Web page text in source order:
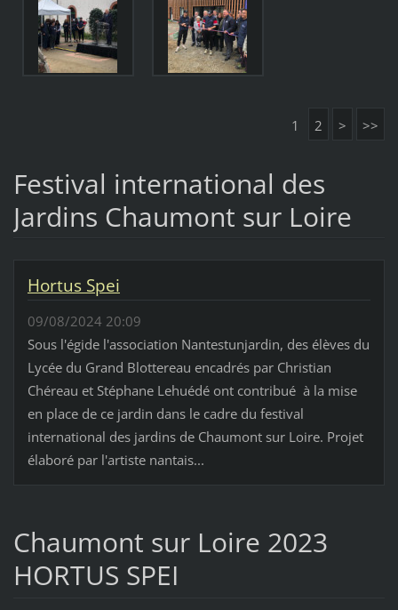
1 2 > >>
Festival international des
Jardins Chaumont sur Loire
Hortus Spei
09/08/2024 20:09
Sous l'égide l'association Nantestunjardin, des élèves du
Lycée du Grand Blottereau encadrés par Christian
Chéreau et Stéphane Lehuédé ont contribué à la mise
en place de ce jardin dans le cadre du festival
international des jardins de Chaumont sur Loire. Projet
élaboré par l'artiste nantais...
Chaumont sur Loire 2023
HORTUS SPEI